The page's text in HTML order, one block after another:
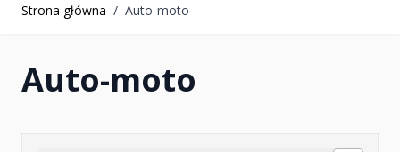
Strona główna / Auto-moto
Auto-moto